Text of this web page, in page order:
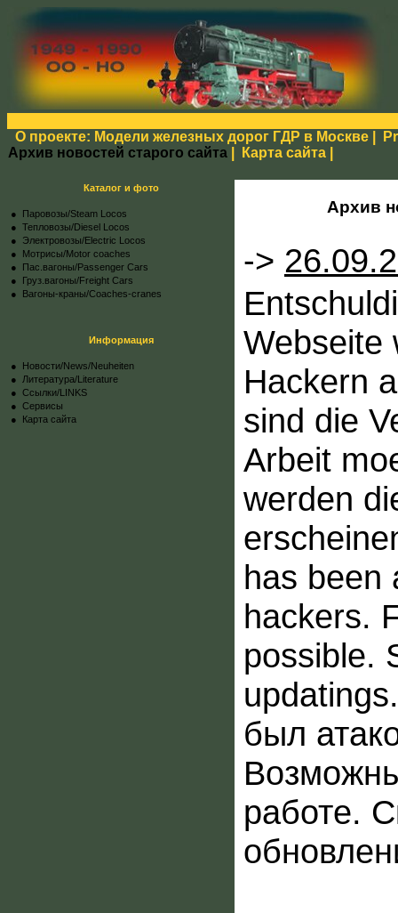
О проекте: Модели железных дорог ГДР в Москве
Архив новостей старого сайта
Карта сайта
Каталог и фото
● Паровозы/Steam Locos
● Тепловозы/Diesel Locos
● Электровозы/Electric Locos
● Мотрисы/Motor coaches
● Пас.вагоны/Passenger Cars
● Груз.вагоны/Freight Cars
● Вагоны-краны/Coaches-cranes
Информация
● Новости/News/Neuheiten
● Литература/Literature
● Ссылки/LINKS
● Сервисы
● Карта сайта
Архив
->
Webseite
Hackern
sind die
Arbeit
werden
has been
hackers.
possible.
был
работе.